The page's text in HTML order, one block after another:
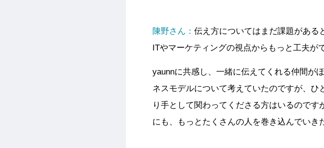
陳野さん： 伝え方についてはまだ課題がある
ITやマーケティングの視点からもっと工夫が
yaunnに共感し、一緒に伝えてくれる仲間が
ネスモデルについて考えていたのですが、
り手として関わってくださる方はいるので
にも、もっとたくさんの人を巻き込んでいき